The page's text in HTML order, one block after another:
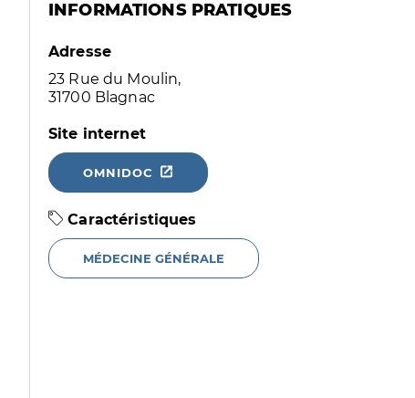
INFORMATIONS PRATIQUES
Adresse
23 Rue du Moulin,
31700 Blagnac
Site internet
OMNIDOC
Caractéristiques
MÉDECINE GÉNÉRALE